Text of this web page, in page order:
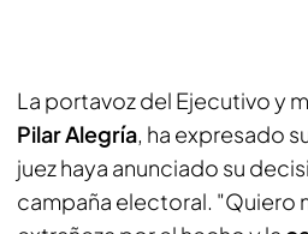
La portavoz del Ejecutivo y
Pilar Alegría, ha expresado
juez haya anunciado su
campaña electoral. "Quiero